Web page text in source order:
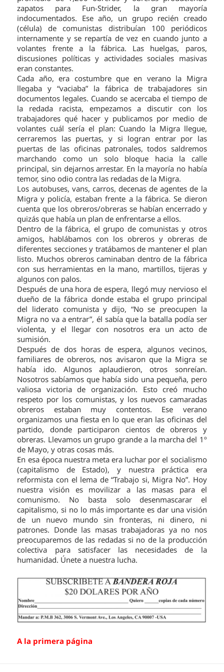
zapatos para Fun-Strider, la gran mayoría
indocumentados. Ese año, un grupo recién creado
(célula) de comunistas distribuían 100 periódicos
internamente y se repartía de vez en cuando junto a
volantes frente a la fábrica. Las huelgas, paros,
discusiones políticas y actividades sociales masivas
eran constantes.
Cada año, era costumbre que en verano la Migra
llegaba y “vaciaba” la fábrica de trabajadores sin
documentos legales. Cuando se acercaba el tiempo de
la redada racista, empezamos a discutir con los
trabajadores qué hacer y publicamos por medio de
volantes cuál sería el plan: Cuando la Migra llegue,
cerraremos las puertas, y si logran entrar por las
puertas de las oficinas patronales, todos saldremos
marchando como un solo bloque hacia la calle
principal, sin dejarnos arrestar. En la mayoría no había
temor, sino odio contra las redadas de la Migra.
Los autobuses, vans, carros, decenas de agentes de la
Migra y policía, estaban frente a la fábrica. Se dieron
cuenta que los obreros/obreras se habían encerrado y
quizás que había un plan de enfrentarse a ellos.
Dentro de la fábrica, el grupo de comunistas y otros
amigos, hablábamos con los obreros y obreras de
diferentes secciones y tratábamos de mantener el plan
listo. Muchos obreros caminaban dentro de la fábrica
con sus herramientas en la mano, martillos, tijeras y
algunos con palos.
Después de una hora de espera, llegó muy nervioso el
dueño de la fábrica donde estaba el grupo principal
del liderato comunista y dijo, “No se preocupen la
Migra no va a entrar”, él sabía que la batalla podía ser
violenta, y el llegar con nosotros era un acto de
sumisión.
Después de dos horas de espera, algunos vecinos,
familiares de obreros, nos avisaron que la Migra se
había ido. Algunos aplaudieron, otros sonreían.
Nosotros sabíamos que había sido una pequeña, pero
valiosa victoria de organización. Esto creó mucho
respeto por los comunistas, y los nuevos camaradas
obreros estaban muy contentos. Ese verano
organizamos una fiesta en lo que eran las oficinas del
partido, donde participaron cientos de obreros y
obreras. Llevamos un grupo grande a la marcha del 1º
de Mayo, y otras cosas más.
En esa época nuestra meta era luchar por el socialismo
(capitalismo de Estado), y nuestra práctica era
reformista con el lema de “Trabajo si, Migra No”. Hoy
nuestra visión es movilizar a las masas para el
comunismo. No basta solo desenmascarar el
capitalismo, si no lo más importante es dar una visión
de un nuevo mundo sin fronteras, ni dinero, ni
patrones. Donde las masas trabajadoras ya no nos
preocuparemos de las redadas si no de la producción
colectiva para satisfacer las necesidades de la
humanidad. Únete a nuestra lucha.
A la primera página